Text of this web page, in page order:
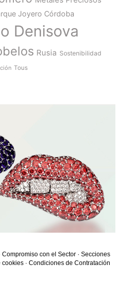
Joyero Córdoba
Denisova
Rusia Sostenibilidad
Tous
Compromiso con el Sector · Secciones
cookies · Condiciones de Contratación